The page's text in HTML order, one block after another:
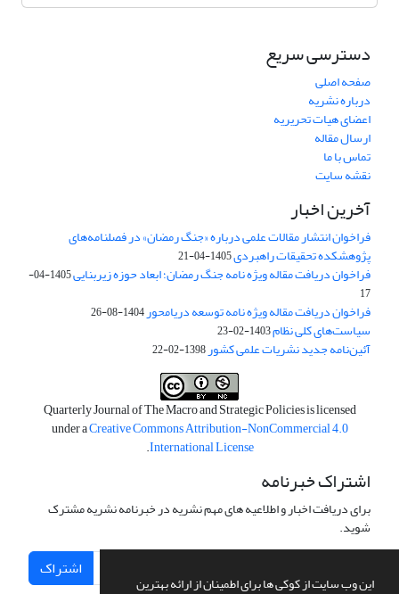
این وب سایت از کوکی ها برای اطمینان از ارائه بهترین
دسترسی سریع
صفحه اصلی
درباره نشریه
اعضای هیات تحریریه
ارسال مقاله
تماس با ما
نقشه سایت
آخرین اخبار
فراخوان انتشار مقالات علمی درباره «جنگ رمضان» در فصلنامه‌های
پژوهشکده تحقیقات راهبردی1405-04-21
فراخوان دریافت مقاله ویژه نامه جنگ رمضان؛ ابعاد حوزه زیربنایی
1405-04-
17
فراخوان دریافت مقاله ویژه نامه توسعه دریامحور1404-08-26
سیاست‌های کلی نظام1403-02-23
آئین‌نامه جدید نشریات علمی کشور1398-02-22
Quarterly Journal of The Macro and Strategic Policies is licensed
under aCreative Commons Attribution-NonCommercial 4.0
International License
.
اشتراک خبرنامه
برای دریافت اخبار و اطلاعیه های مهم نشریه در خبرنامه نشریه مشترک
شوید.
اشتراک